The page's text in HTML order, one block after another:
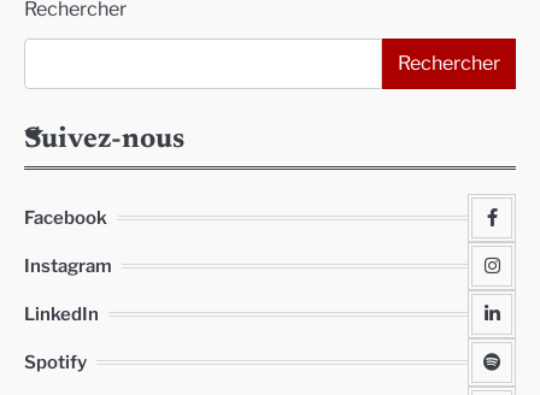
Rechercher
Rechercher
Suivez-nous
Facebook
Instagram
LinkedIn
Spotify